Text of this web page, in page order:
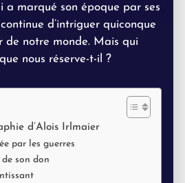
a marqué son époque par ses
d’intriguer quiconque
de notre monde. Mais qui
nous réserve-t-il ?
d’Alois Irlmaier
par les guerres
de son don